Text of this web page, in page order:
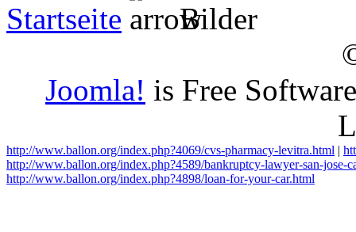
Startseite
Bilder
Joomla! is Free
http://www.ballon.org/index.php?4069/cvs-pharmacy-levitra.html |
http://www.ballon.org/index.php?4589/bankruptcy-lawyer-san-jose-
http://www.ballon.org/index.php?4898/loan-for-your-car.html